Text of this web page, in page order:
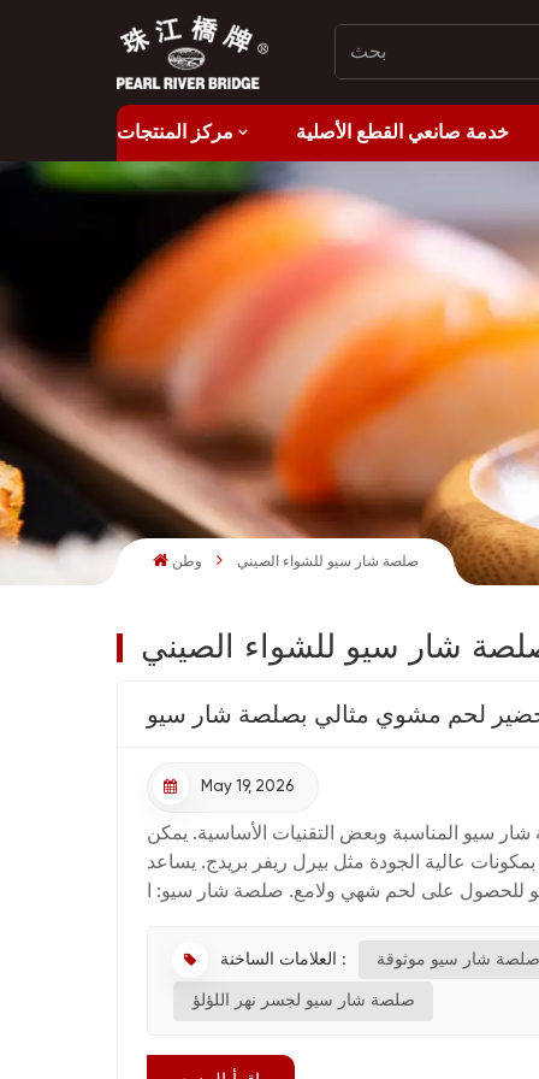
مركز المنتجات خدمة صانعي القطع الأصلية
وطن صلصة شار سيو للشواء الصيني
شار سيو للشواء الصيني
لحم مشوي مثالي بصلصة شار سيو
May 19, 2026
سيو المناسبة وبعض التقنيات الأساسية. يمكن
عالية الجودة مثل بيرل ريفر بريدج. يساعد
العلامات الساخنة : صلصة شار سيو موثوقة
صلصة شار سيو لجسر نهر اللؤلؤ